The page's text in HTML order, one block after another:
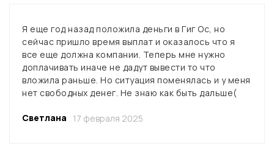
Я еще год назад положила деньги в Гиг Ос, но
сейчас пришло время выплат и оказалось что я
все еще должна компании. Теперь мне нужно
доплачивать иначе не дадут вывести то что
вложила раньше. Но ситуация поменялась и у меня
нет свободных денег. Не знаю как быть дальше(
Светлана 17 февраля 2025